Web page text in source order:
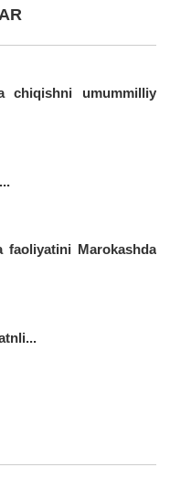
chiqishni umummilliy
faoliyatini Marokashda